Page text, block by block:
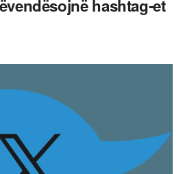
hashtag‑et